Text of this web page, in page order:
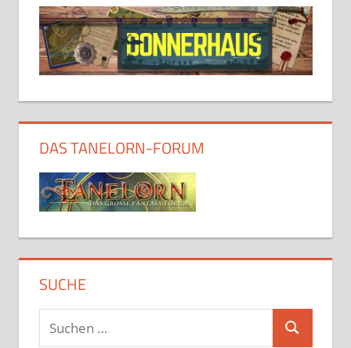
DAS TANELORN-FORUM
SUCHE
Suchen
Suchen